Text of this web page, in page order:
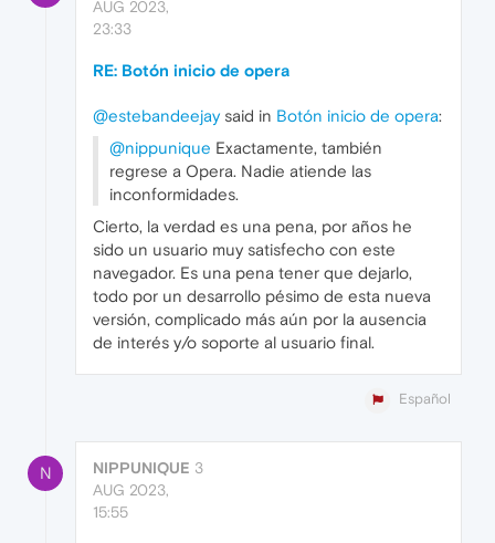
AUG 2023,
23:33
RE: Botón inicio de opera
@estebandeejaysaid in Botón inicio de opera:
@nippunique Exactamente, también
regrese a Opera. Nadie atiende las
inconformidades.
Cierto, la verdad es una pena, por años he
sido un usuario muy satisfecho con este
navegador. Es una pena tener que dejarlo,
todo por un desarrollo pésimo de esta nueva
versión, complicado más aún por la ausencia
de interés y/o soporte al usuario final.
Español
N NIPPUNIQUE 3
AUG 2023,
15:55